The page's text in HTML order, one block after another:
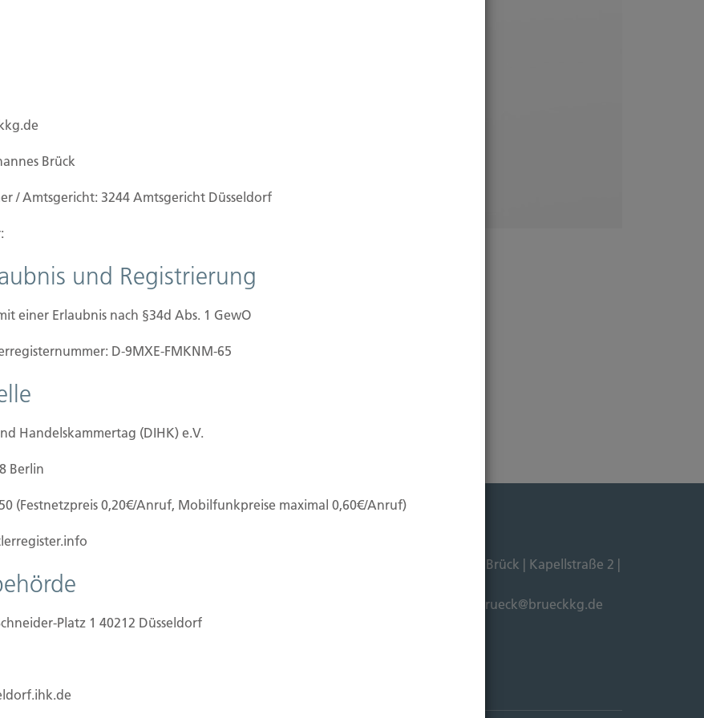
Schäden, zum Beispiel aufgrund
vorsätzlicher Beschädigung von
Handeln von Bauarbeitern. So ist
an versichert.
Vers.
Vermietung
| Inhaber: Dipl. Ökonom Johannes Brück | Kapellstraße 2 |
brueck@brueckkg.de
Brück
/ Amtsgericht: 3244 Amtsgericht Düsseldorf
und Registrierung
einer Erlaubnis nach §34d Abs. 1 GewO
D-9MXE-FMKNM-65
Handelskammertag (DIHK) e.V.
Berlin
(Festnetzpreis 0,20€/Anruf, Mobilfunkpreise maximal 0,60€/Anruf)
Platz 1 40212 Düsseldorf